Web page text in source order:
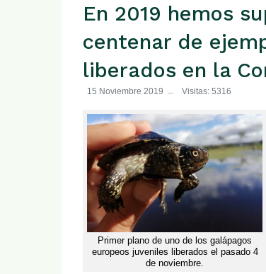
En 2019 hemos
centenar de
liberados en la
15 Noviembre 2019 Visitas: 5316
Primer plano de uno de los galápagos
europeos juveniles liberados el pasado 4
de noviembre.